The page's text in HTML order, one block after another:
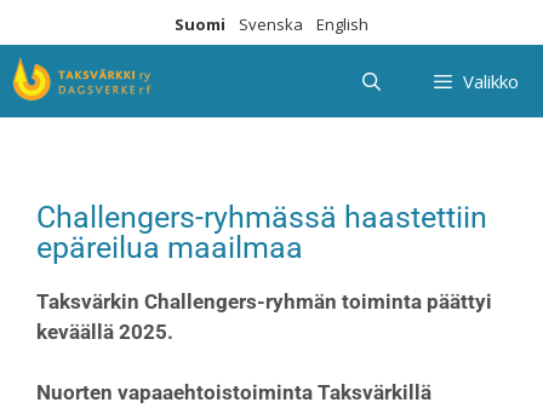
Suomi Svenska English
Valikko
Challengers-ryhmässä haastettiin
epäreilua maailmaa
Taksvärkin Challengers-ryhmän toiminta päättyi
keväällä 2025.
Nuorten vapaaehtoistoiminta Taksvärkillä